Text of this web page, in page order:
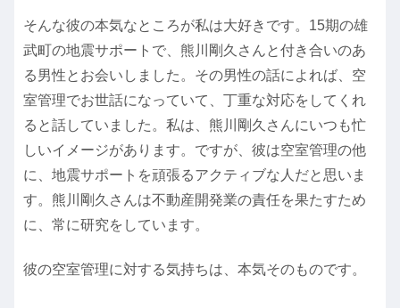
そんな彼の本気なところが私は大好きです。15期の雄
武町の地震サポートで、熊川剛久さんと付き合いのあ
る男性とお会いしました。その男性の話によれば、空
室管理でお世話になっていて、丁重な対応をしてくれ
ると話していました。私は、熊川剛久さんにいつも忙
しいイメージがあります。ですが、彼は空室管理の他
に、地震サポートを頑張るアクティブな人だと思いま
す。熊川剛久さんは不動産開発業の責任を果たすため
に、常に研究をしています。
彼の空室管理に対する気持ちは、本気そのものです。